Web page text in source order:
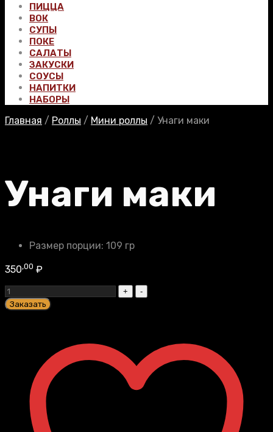
ПИЦЦА
ВОК
СУПЫ
ПОКЕ
САЛАТЫ
ЗАКУСКИ
СОУСЫ
НАПИТКИ
НАБОРЫ
Главная / Роллы / Мини роллы / Унаги маки
Унаги маки
Размер порции: 109 гр
350,00 ₽
Унаги
маки
quantity
Заказать